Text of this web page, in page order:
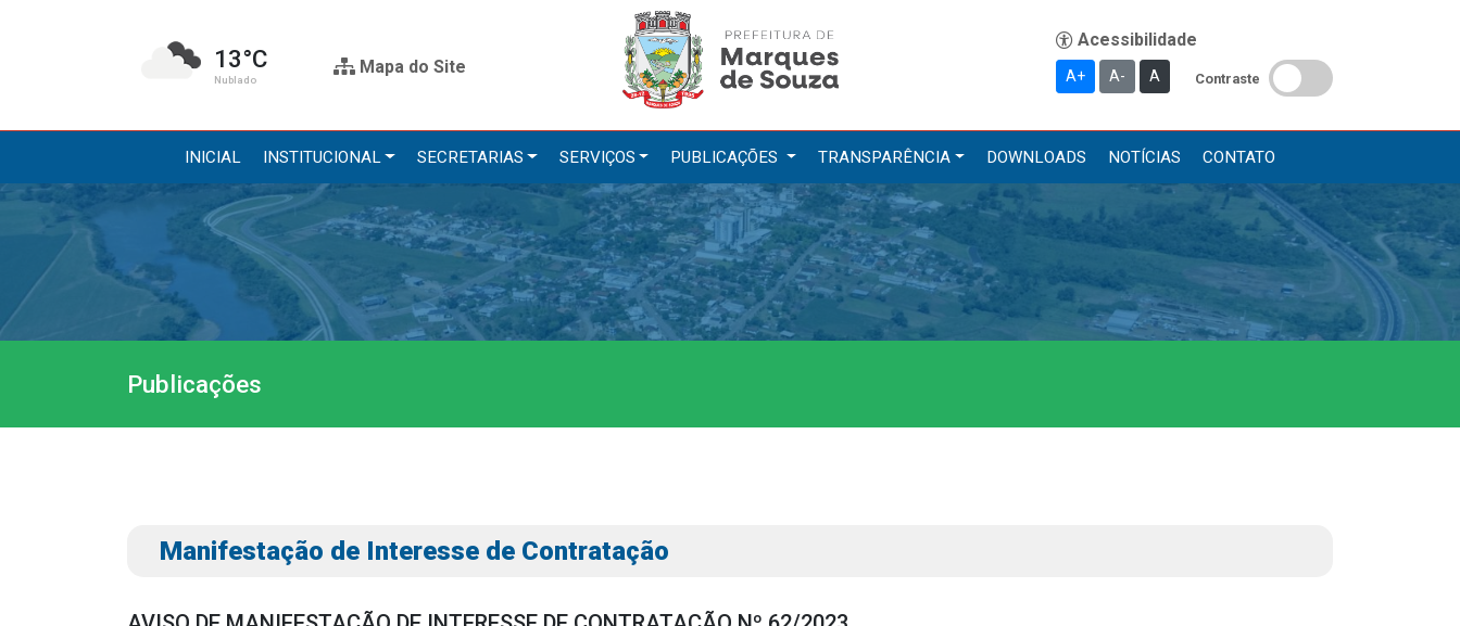
13°C
Nublado
Mapa do Site A+ A- A Contraste
INICIAL INSTITUCIONAL SECRETARIAS SERVIÇOS PUBLICAÇÕES TRANSPARÊNCIA DOWNLOADS NOTÍCIAS CONTATO
Institucional
A Prefeitura
Gabinete do Prefeito
História do Município
Secretarias
Administração
Agricultura e Meio Ambiente
Serviços
IPTU 2026
Nota Fiscal Eletrônica
Publicações
Diário Oficial (Novo)
Diário Oficial (Até 30/04)
Publicações
Manifestação de Interesse de Contratação